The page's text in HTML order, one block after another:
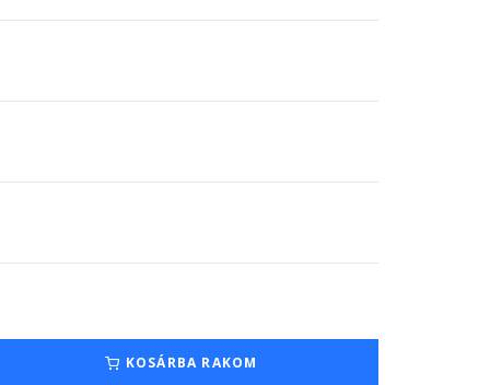
KOSÁRBA RAKOM